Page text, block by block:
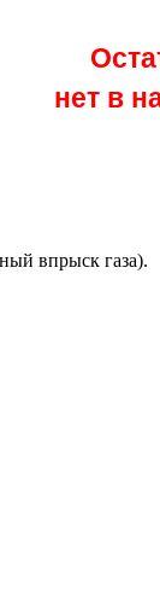
нет в
впрыск газа).